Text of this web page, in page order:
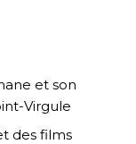
et son
Virgule
des films